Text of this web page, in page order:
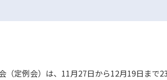
（定例会）は、11月27日から12月19日まで